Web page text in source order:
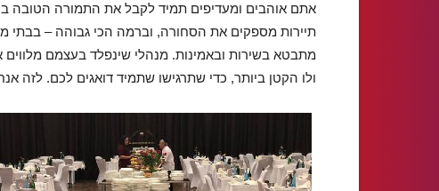
אתם אוהבים ומעדיפים תמיד לקבל את התמורה הטובה
תיירות מספקים את הסחורה, וברמה הכי גבוהה – בבתי
מתבטא בשירות ובאמינות. מנהלי שינפלד בעצמם מלווים
ולו הקטן ביותר, כדי שתרגישו שתמיד דואגים לכם. לזה